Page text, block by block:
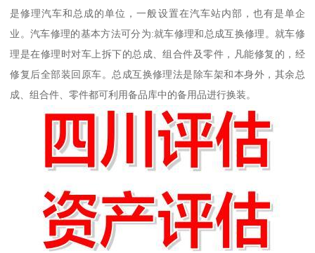
是修理汽车和总成的单位，一般设置在汽车站内部，也有是单企
业。汽车修理的基本方法可分为:就车修理和总成互换修理。就车修
理是在修理时对车上拆下的总成、组合件及零件，凡能修复的，经
修复后全部装回原车。总成互换修理法是除车架和本身外，其余总
成、组合件、零件都可利用备品库中的备用品进行换装。